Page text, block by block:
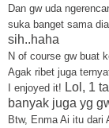
Dan gw uda
suka banget sama
sih..haha
N of course gw buat
Agak ribet juga
I enjoyed it! Lol, 1
banyak juga yg
Btw, Enma Ai itu dari